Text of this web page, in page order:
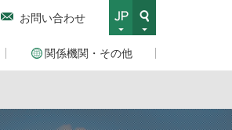
お問い合わせ
関係機関・その他